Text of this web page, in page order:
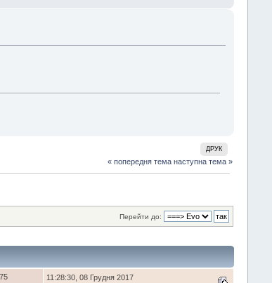
ДРУК
« попередня тема наступна тема »
Перейти до:
11:28:30, 08 Грудня 2017